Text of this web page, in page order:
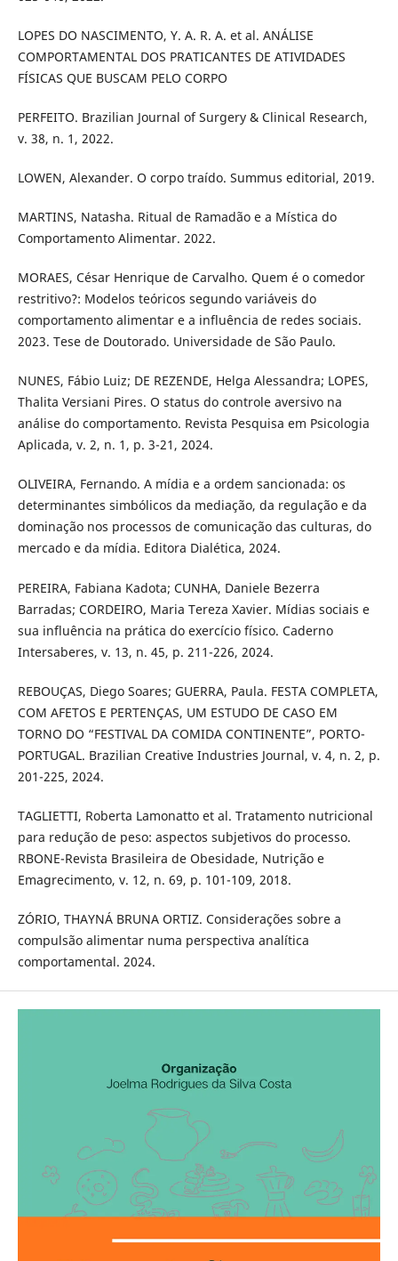
LOPES DO NASCIMENTO, Y. A. R. A. et al. ANÁLISE
COMPORTAMENTAL DOS PRATICANTES DE ATIVIDADES
FÍSICAS QUE BUSCAM PELO CORPO
PERFEITO. Brazilian Journal of Surgery & Clinical Research,
v. 38, n. 1, 2022.
LOWEN, Alexander. O corpo traído. Summus editorial, 2019.
MARTINS, Natasha. Ritual de Ramadão e a Mística do
Comportamento Alimentar. 2022.
MORAES, César Henrique de Carvalho. Quem é o comedor
restritivo?: Modelos teóricos segundo variáveis do
comportamento alimentar e a influência de redes sociais.
2023. Tese de Doutorado. Universidade de São Paulo.
NUNES, Fábio Luiz; DE REZENDE, Helga Alessandra; LOPES,
Thalita Versiani Pires. O status do controle aversivo na
análise do comportamento. Revista Pesquisa em Psicologia
Aplicada, v. 2, n. 1, p. 3-21, 2024.
OLIVEIRA, Fernando. A mídia e a ordem sancionada: os
determinantes simbólicos da mediação, da regulação e da
dominação nos processos de comunicação das culturas, do
mercado e da mídia. Editora Dialética, 2024.
PEREIRA, Fabiana Kadota; CUNHA, Daniele Bezerra
Barradas; CORDEIRO, Maria Tereza Xavier. Mídias sociais e
sua influência na prática do exercício físico. Caderno
Intersaberes, v. 13, n. 45, p. 211-226, 2024.
REBOUÇAS, Diego Soares; GUERRA, Paula. FESTA COMPLETA,
COM AFETOS E PERTENÇAS, UM ESTUDO DE CASO EM
TORNO DO “FESTIVAL DA COMIDA CONTINENTE”, PORTO-
PORTUGAL. Brazilian Creative Industries Journal, v. 4, n. 2, p.
201-225, 2024.
TAGLIETTI, Roberta Lamonatto et al. Tratamento nutricional
para redução de peso: aspectos subjetivos do processo.
RBONE-Revista Brasileira de Obesidade, Nutrição e
Emagrecimento, v. 12, n. 69, p. 101-109, 2018.
ZÓRIO, THAYNÁ BRUNA ORTIZ. Considerações sobre a
compulsão alimentar numa perspectiva analítica
comportamental. 2024.